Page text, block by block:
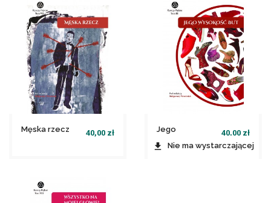
Męska rzecz 40,00 zł
Dodaj do koszyka
Jego
wysokość But
40,00 zł
file_download Nie ma wystarczającej